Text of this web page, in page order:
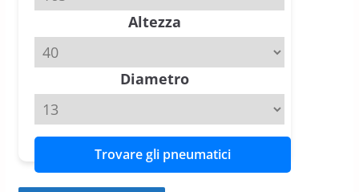
Michelin Pilot Sport 4 S – Test
su Range Rover Sport D350 HST
11 Aprile 2026 15 min read
Altezza
Diametro
Trovare gli pneumatici